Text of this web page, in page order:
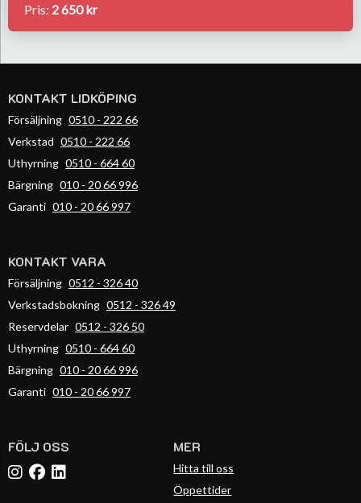
Pris: 2 650 kr
KONTAKT LIDKÖPING
Försäljning 0510 - 222 66
Verkstad 0510 - 222 66
Uthyrning 0510 - 664 60
Bärgning 010 - 20 66 996
Garanti 010 - 20 66 997
KONTAKT VARA
Försäljning 0512 - 326 40
Verkstadsbokning 0512 - 326 49
Reservdelar 0512 - 326 50
Uthyrning 0510 - 664 60
Bärgning 010 - 20 66 996
Garanti 010 - 20 66 997
FÖLJ OSS MER
Hitta till oss
Öppettider